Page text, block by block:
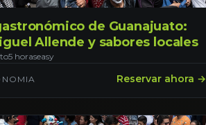
de Guanajuato:
Allende y sabores locales
5 horaseasy
Reservar ahora →